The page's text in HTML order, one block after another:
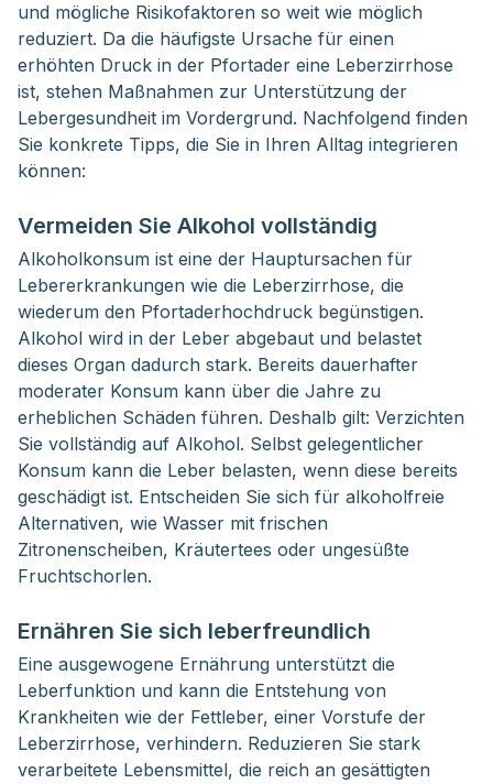
und mögliche Risikofaktoren so weit wie möglich
reduziert. Da die häufigste Ursache für einen
erhöhten Druck in der Pfortader eine Leberzirrhose
ist, stehen Maßnahmen zur Unterstützung der
Lebergesundheit im Vordergrund. Nachfolgend finden
Sie konkrete Tipps, die Sie in Ihren Alltag integrieren
können:
Vermeiden Sie Alkohol vollständig
Alkoholkonsum ist eine der Hauptursachen für
Lebererkrankungen wie die Leberzirrhose, die
wiederum den Pfortaderhochdruck begünstigen.
Alkohol wird in der Leber abgebaut und belastet
dieses Organ dadurch stark. Bereits dauerhafter
moderater Konsum kann über die Jahre zu
erheblichen Schäden führen. Deshalb gilt: Verzichten
Sie vollständig auf Alkohol. Selbst gelegentlicher
Konsum kann die Leber belasten, wenn diese bereits
geschädigt ist. Entscheiden Sie sich für alkoholfreie
Alternativen, wie Wasser mit frischen
Zitronenscheiben, Kräutertees oder ungesüßte
Fruchtschorlen.
Ernähren Sie sich leberfreundlich
Eine ausgewogene Ernährung unterstützt die
Leberfunktion und kann die Entstehung von
Krankheiten wie der Fettleber, einer Vorstufe der
Leberzirrhose, verhindern. Reduzieren Sie stark
verarbeitete Lebensmittel, die reich an gesättigten